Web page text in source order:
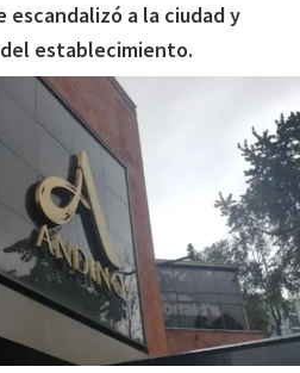
a la ciudad y
establecimiento.